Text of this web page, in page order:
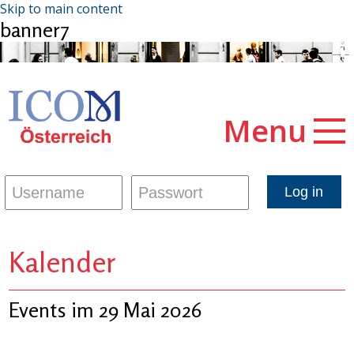
Skip to main content
banner7
Menu
Kalender
Events im 29 Mai 2026